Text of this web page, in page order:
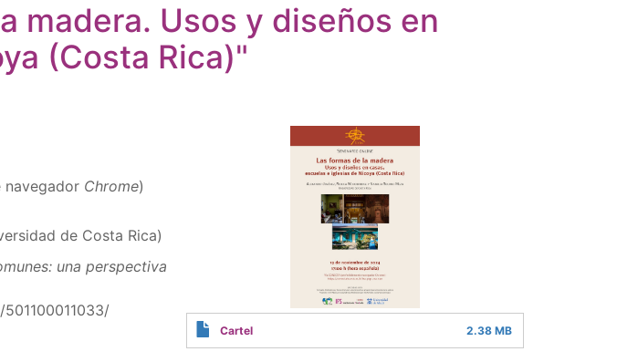
madera. Usos y diseños en
(Costa Rica)"
navegador Chrome)
de Costa Rica)
una perspectiva
Cartel 2.38 MB